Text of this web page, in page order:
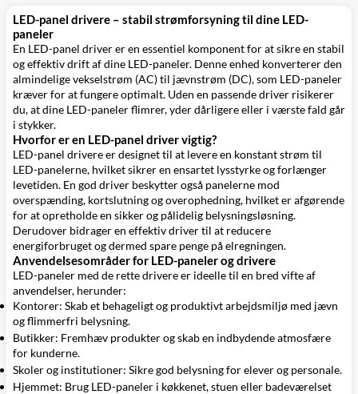
LED-panel drivere – stabil strømforsyning til dine LED-
paneler
En LED-panel driver er en essentiel komponent for at sikre en stabil
og effektiv drift af dine LED-paneler. Denne enhed konverterer den
almindelige vekselstrøm (AC) til jævnstrøm (DC), som LED-paneler
kræver for at fungere optimalt. Uden en passende driver risikerer
du, at dine LED-paneler flimrer, yder dårligere eller i værste fald går
i stykker.
Hvorfor er en LED-panel driver vigtig?
LED-panel drivere er designet til at levere en konstant strøm til
LED-panelerne, hvilket sikrer en ensartet lysstyrke og forlænger
levetiden. En god driver beskytter også panelerne mod
overspænding, kortslutning og overophedning, hvilket er afgørende
for at opretholde en sikker og pålidelig belysningsløsning.
Derudover bidrager en effektiv driver til at reducere
energiforbruget og dermed spare penge på elregningen.
Anvendelsesområder for LED-paneler og drivere
LED-paneler med de rette drivere er ideelle til en bred vifte af
anvendelser, herunder:
Kontorer: Skab et behageligt og produktivt arbejdsmiljø med jævn
og flimmerfri belysning.
Butikker: Fremhæv produkter og skab en indbydende atmosfære
for kunderne.
Skoler og institutioner: Sikre god belysning for elever og personale.
Hjemmet: Brug LED-paneler i køkkenet, stuen eller badeværelset